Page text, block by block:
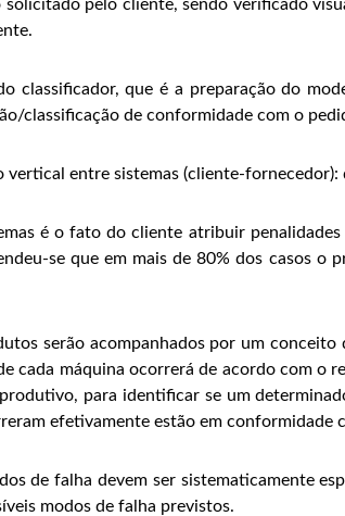
pelo cliente, sendo verificado
classificador, que é a preparação do
classificação de conformidade com o
entre sistemas (cliente-
é o fato do cliente atribuir
se que em mais de 80% dos casos o
serão acompanhados por um
cada máquina ocorrerá de acordo com o
para identificar se um
efetivamente estão em
de falha devem ser sistematicamente
modos de falha previstos.